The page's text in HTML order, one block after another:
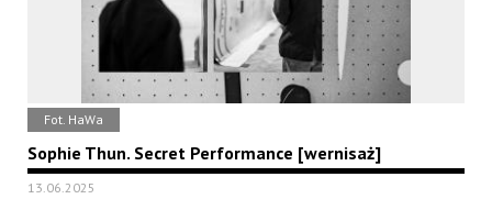
Fot. HaWa
Sophie Thun. Secret Performance [wernisaż]
13.06.2025